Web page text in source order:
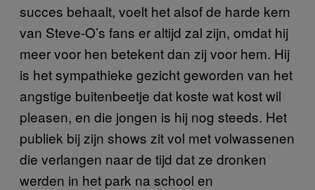
succes behaalt, voelt het alsof de harde kern
van Steve-O’s fans er altijd zal zijn, omdat hij
meer voor hen betekent dan zij voor hem. Hij
is het sympathieke gezicht geworden van het
angstige buitenbeetje dat koste wat kost wil
pleasen, en die jongen is hij nog steeds. Het
publiek bij zijn shows zit vol met volwassenen
die verlangen naar de tijd dat ze dronken
werden in het park na school en